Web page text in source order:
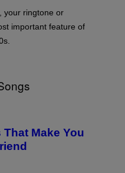
your ringtone or
important feature of
Make You